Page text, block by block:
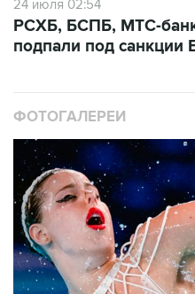
24 июля 02:54
РСХБ, БСПБ, МТС-
подпали под санкции
ФОТОГАЛЕРЕИ